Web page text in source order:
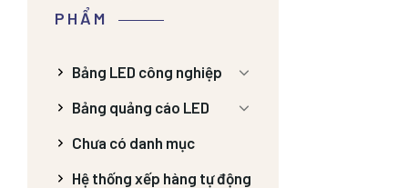
PHẨM
Bảng LED công nghiệp
Bảng quảng cáo LED
Chưa có danh mục
Hệ thống xếp hàng tự động